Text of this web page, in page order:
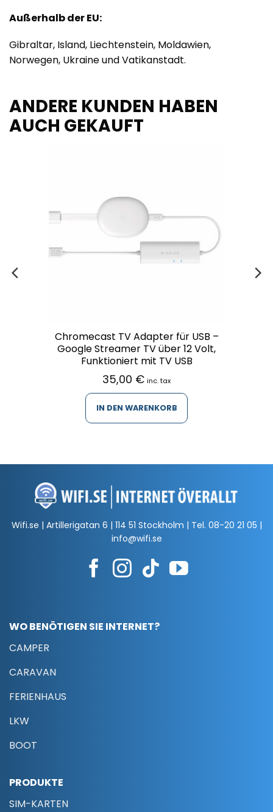
Außerhalb der EU:
Gibraltar, Island, Liechtenstein, Moldawien,
Norwegen, Ukraine und Vatikanstadt.
ANDERE KUNDEN HABEN
AUCH GEKAUFT
Chromecast TV Adapter für USB –
Google Streamer TV über 12 Volt,
Funktioniert mit TV USB
35,00 € inc. tax
IN DEN WARENKORB
Wifi.se | Artillerigatan 6 | 114 51 Stockholm | Tel. 08-20 21 05 |
info@wifi.se
WO BENÖTIGEN SIE INTERNET?
CAMPER
CARAVAN
FERIENHAUS
LKW
BOOT
PRODUKTE
SIM-KARTEN